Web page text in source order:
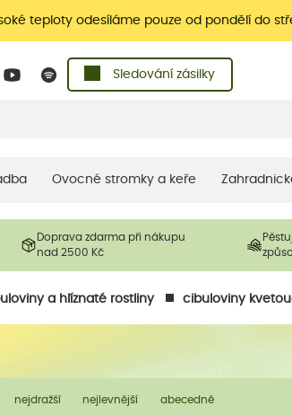
teploty odesíláme pouze od pondělí do
Sledování zásilky
Ovocné stromky a keře
Doprava zdarma při nákupu
nad 2500 Kč
a hlíznaté rostliny cibuloviny
nejdražší nejlevnější abecedně